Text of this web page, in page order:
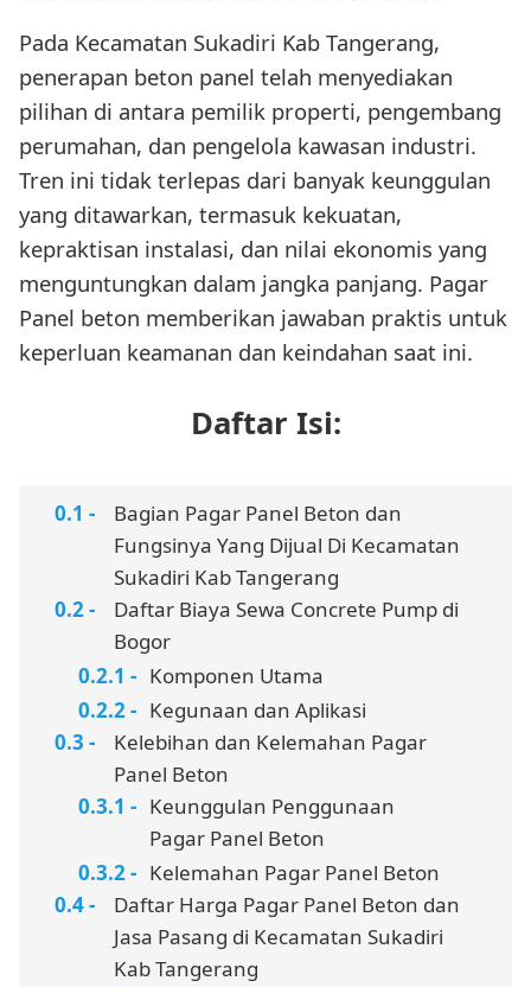
Pada Kecamatan Sukadiri Kab Tangerang,
penerapan beton panel telah menyediakan
pilihan di antara pemilik properti, pengembang
perumahan, dan pengelola kawasan industri.
Tren ini tidak terlepas dari banyak keunggulan
yang ditawarkan, termasuk kekuatan,
kepraktisan instalasi, dan nilai ekonomis yang
menguntungkan dalam jangka panjang. Pagar
Panel beton memberikan jawaban praktis untuk
keperluan keamanan dan keindahan saat ini.
Daftar Isi:
Bagian Pagar Panel Beton dan
Fungsinya Yang Dijual Di Kecamatan
Sukadiri Kab Tangerang
Daftar Biaya Sewa Concrete Pump di
Bogor
Komponen Utama
Kegunaan dan Aplikasi
Kelebihan dan Kelemahan Pagar
Panel Beton
Keunggulan Penggunaan
Pagar Panel Beton
Kelemahan Pagar Panel Beton
Daftar Harga Pagar Panel Beton dan
Jasa Pasang di Kecamatan Sukadiri
Kab Tangerang